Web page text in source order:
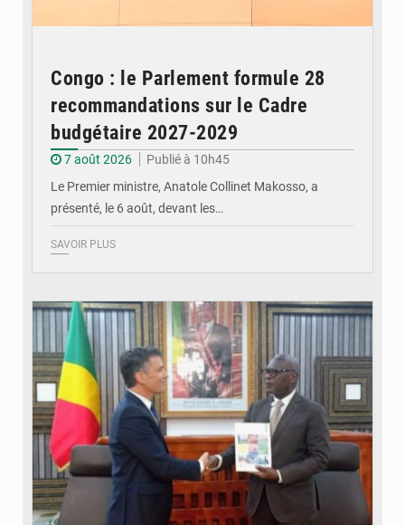
Congo : le Parlement formule 28
recommandations sur le Cadre
budgétaire 2027-2029
7 août 2026
Publié à 10h45
Le Premier ministre, Anatole Collinet Makosso, a
présenté, le 6 août, devant les…
SAVOIR PLUS